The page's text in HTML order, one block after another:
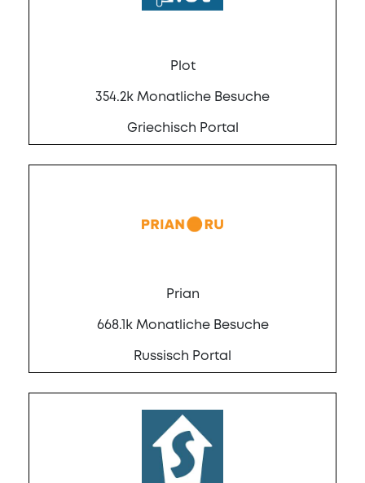
Plot
354.2k Monatliche Besuche
Griechisch Portal
Prian
668.1k Monatliche Besuche
Russisch Portal